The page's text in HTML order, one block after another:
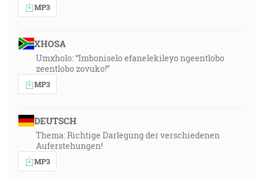
MP3
XHOSA
Umxholo: “Imboniselo efanelekileyo ngeentlobo
zeentlobo zovuko!”
MP3
DEUTSCH
Thema: Richtige Darlegung der verschiedenen
Auferstehungen!
MP3